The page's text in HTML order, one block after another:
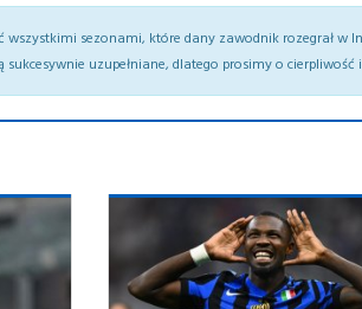
sezonami, które dany zawodnik rozegrał w
sukcesywnie uzupełniane, dlatego prosimy o